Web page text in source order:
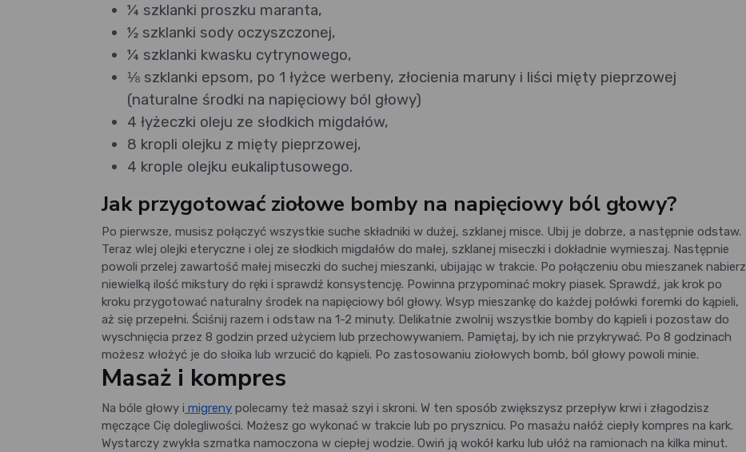
¼ szklanki proszku maranta,
½ szklanki sody oczyszczonej,
¼ szklanki kwasku cytrynowego,
⅛ szklanki epsom, po 1 łyżce werbeny, złocienia maruny i liści mięty pieprzowej
(naturalne środki na napięciowy ból głowy)
4 łyżeczki oleju ze słodkich migdałów,
8 kropli olejku z mięty pieprzowej,
4 krople olejku eukaliptusowego.
Jak przygotować ziołowe bomby na napięciowy ból głowy?
Po pierwsze, musisz połączyć wszystkie suche składniki w dużej, szklanej misce. Ubij je dobrze, a następnie odstaw.
Teraz wlej olejki eteryczne i olej ze słodkich migdałów do małej, szklanej miseczki i dokładnie wymieszaj. Następnie
powoli przelej zawartość małej miseczki do suchej mieszanki, ubijając w trakcie. Po połączeniu obu mieszanek nabierz
niewielką ilość mikstury do ręki i sprawdź konsystencję. Powinna przypominać mokry piasek. Sprawdź, jak krok po
kroku przygotować naturalny środek na napięciowy ból głowy. Wsyp mieszankę do każdej połówki foremki do kąpieli,
aż się przepełni. Ściśnij razem i odstaw na 1-2 minuty. Delikatnie zwolnij wszystkie bomby do kąpieli i pozostaw do
wyschnięcia przez 8 godzin przed użyciem lub przechowywaniem. Pamiętaj, by ich nie przykrywać. Po 8 godzinach
możesz włożyć je do słoika lub wrzucić do kąpieli. Po zastosowaniu ziołowych bomb, ból głowy powoli minie.
Masaż i kompres
Na bóle głowy i migreny polecamy też masaż szyi i skroni. W ten sposób zwiększysz przepływ krwi i złagodzisz
męczące Cię dolegliwości. Możesz go wykonać w trakcie lub po prysznicu. Po masażu nałóż ciepły kompres na kark.
Wystarczy zwykła szmatka namoczona w ciepłej wodzie. Owiń ją wokół karku lub ułóż na ramionach na kilka minut.